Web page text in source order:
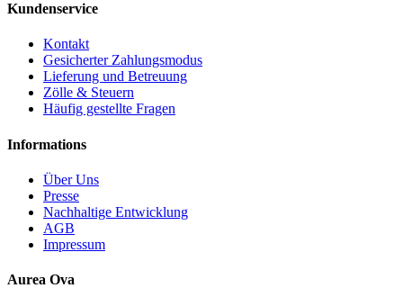
Kundenservice
Kontakt
Gesicherter Zahlungsmodus
Lieferung und Betreuung
Zölle & Steuern
Häufig gestellte Fragen
Informations
Über Uns
Presse
Nachhaltige Entwicklung
AGB
Impressum
Aurea Ova